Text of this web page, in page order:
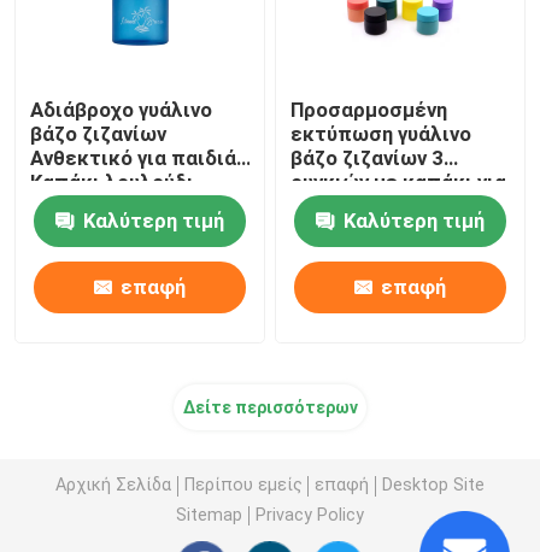
Αδιάβροχο γυάλινο
βάζο ζιζανίων
Ανθεκτικό για παιδιά
Καπάκι λουλούδι
Συσκευασία Γυάλινα
βάζα δοχεία
Καλύτερη τιμή
επαφή
Προσαρμοσμένη
εκτύπωση γυάλινο
βάζο ζιζανίων 3
ουγκιών με καπάκι για
παιδιά αεροστεγές
βάζο ζιζανίων
Καλύτερη τιμή
επαφή
Δείτε περισσότερων
Αρχική Σελίδα Περίπου εμείς επαφή
Desktop Site
Sitemap
Privacy Policy